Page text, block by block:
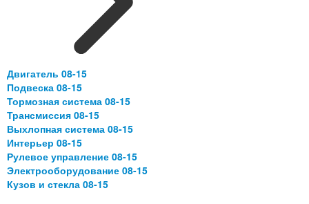
Двигатель 08-15
Подвеска 08-15
Тормозная система 08-15
Трансмиссия 08-15
Выхлопная система 08-15
Интерьер 08-15
Рулевое управление 08-15
Электрооборудование 08-15
Кузов и стекла 08-15